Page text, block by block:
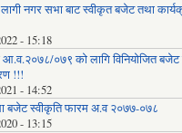
नगर सभा बाट स्वीकृत बजेट तथा
- 15:18
आ.व.२०७८/०७९ को लागि विनियोजित
!!!
- 14:52
बजेट स्वीकृति फारम अ.व २०७७-०७८
- 13:15